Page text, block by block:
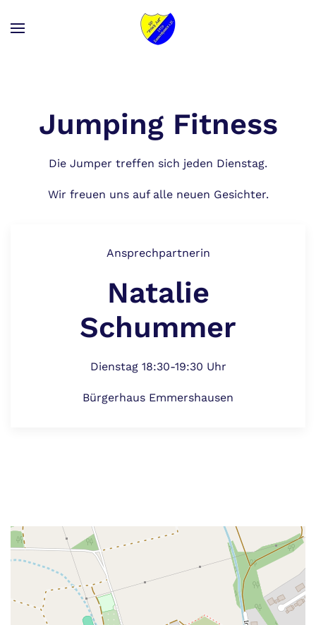
Zum Hauptinhalt springen
Jumping Fitness
Die Jumper treffen sich jeden Dienstag.
Wir freuen uns auf alle neuen Gesichter.
Ansprechpartnerin
Natalie
Schummer
Dienstag 18:30-19:30 Uhr
Bürgerhaus Emmershausen